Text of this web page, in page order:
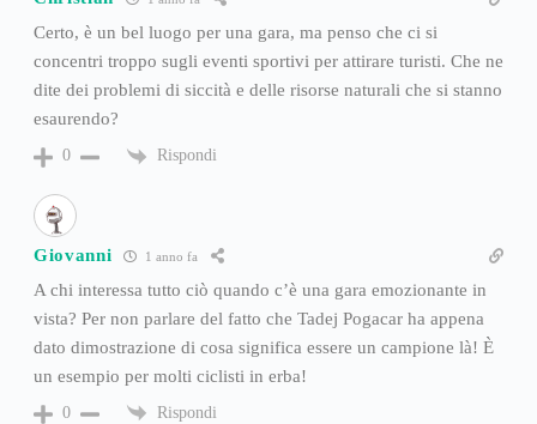
Certo, è un bel luogo per una gara, ma penso che ci si
concentri troppo sugli eventi sportivi per attirare turisti. Che ne
dite dei problemi di siccità e delle risorse naturali che si stanno
esaurendo?
0 Rispondi
Giovanni 1 anno fa
A chi interessa tutto ciò quando c’è una gara emozionante in
vista? Per non parlare del fatto che Tadej Pogacar ha appena
dato dimostrazione di cosa significa essere un campione là! È
un esempio per molti ciclisti in erba!
0 Rispondi